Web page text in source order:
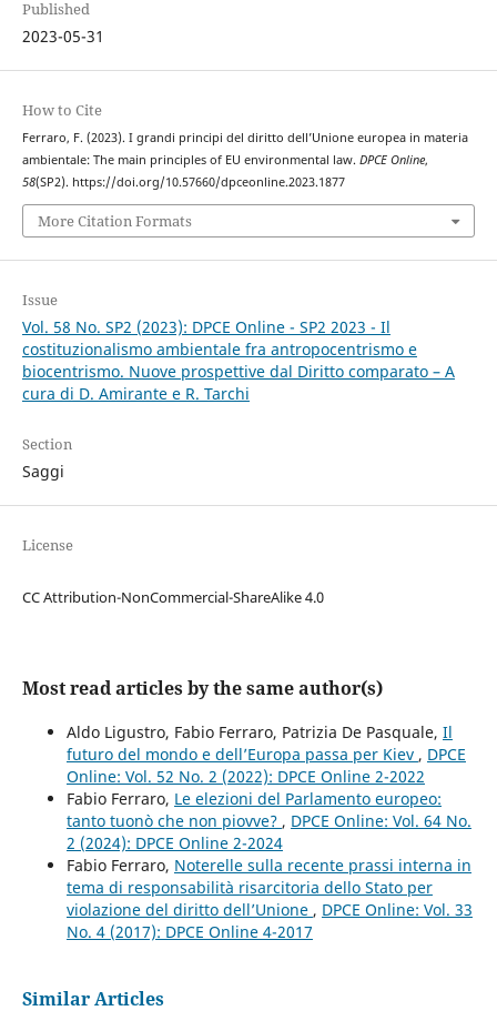
Published
2023-05-31
How to Cite
Ferraro, F. (2023). I grandi principi del diritto dell’Unione europea in materia
ambientale: The main principles of EU environmental law. DPCE Online,
58(SP2). https://doi.org/10.57660/dpceonline.2023.1877
More Citation Formats
Issue
Vol. 58 No. SP2 (2023): DPCE Online - SP2 2023 - Il
costituzionalismo ambientale fra antropocentrismo e
biocentrismo. Nuove prospettive dal Diritto comparato – A
cura di D. Amirante e R. Tarchi
Section
Saggi
License
CC Attribution-NonCommercial-ShareAlike 4.0
Most read articles by the same author(s)
Aldo Ligustro, Fabio Ferraro, Patrizia De Pasquale, Il
futuro del mondo e dell’Europa passa per Kiev , DPCE
Online: Vol. 52 No. 2 (2022): DPCE Online 2-2022
Fabio Ferraro, Le elezioni del Parlamento europeo:
tanto tuonò che non piovve? , DPCE Online: Vol. 64 No.
2 (2024): DPCE Online 2-2024
Fabio Ferraro, Noterelle sulla recente prassi interna in
tema di responsabilità risarcitoria dello Stato per
violazione del diritto dell’Unione , DPCE Online: Vol. 33
No. 4 (2017): DPCE Online 4-2017
Similar Articles